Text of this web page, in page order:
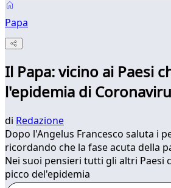
Papa
Il Papa: vicino ai Paesi
l'epidemia di
di Redazione
Dopo l'Angelus Francesco saluta i
ricordando che la fase acuta della
Nei suoi pensieri tutti gli altri Paesi
picco del'epidemia